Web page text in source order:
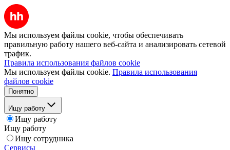
Мы используем файлы cookie, чтобы обеспечивать
правильную работу нашего веб-сайта и анализировать сетевой
трафик.
Правила использования файлов cookie
Мы используем файлы cookie. Правила использования
файлов cookie
Понятно
Ищу работу
Ищу работу
Ищу работу
Ищу сотрудника
Сервисы